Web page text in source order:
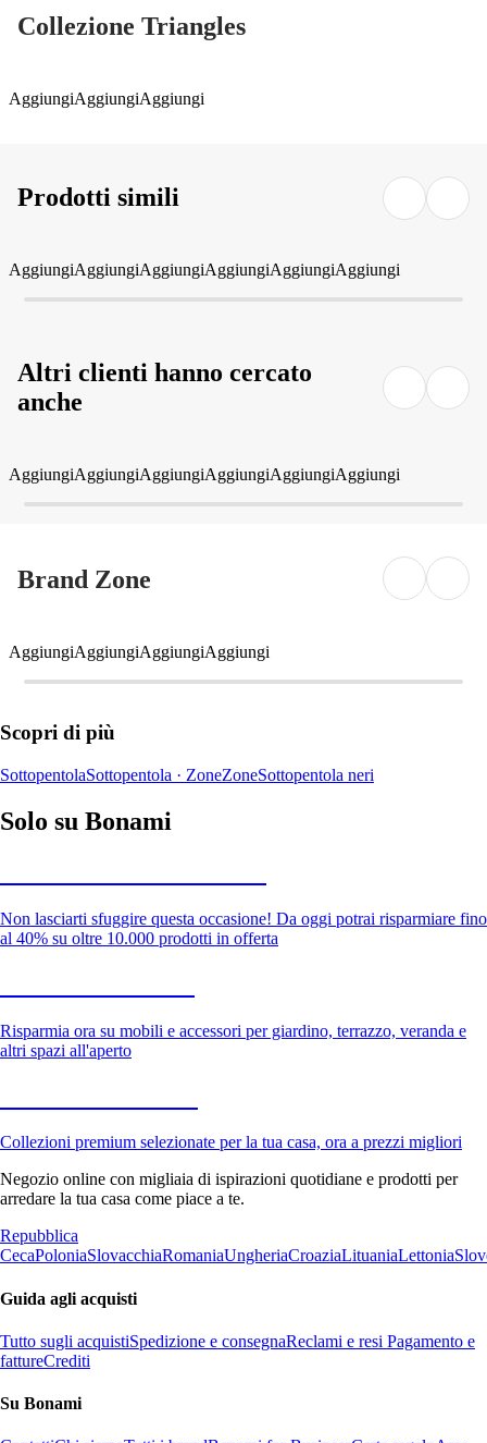
Collezione Triangles
AggiungiAggiungiAggiungi
Prodotti simili
AggiungiAggiungiAggiungiAggiungiAggiungiAggiungi
Altri clienti hanno cercato
anche
AggiungiAggiungiAggiungiAggiungiAggiungiAggiungi
Brand Zone
AggiungiAggiungiAggiungiAggiungi
Scopri di più
SottopentolaSottopentola · ZoneZoneSottopentola neri
Solo su Bonami
Non lasciarti sfuggire questa occasione! Da oggi potrai risparmiare fino
al 40% su oltre 10.000 prodotti in offerta
Risparmia ora su mobili e accessori per giardino, terrazzo, veranda e
altri spazi all'aperto
Collezioni premium selezionate per la tua casa, ora a prezzi migliori
Negozio online con migliaia di ispirazioni quotidiane e prodotti per
arredare la tua casa come piace a te.
Repubblica
CecaPoloniaSlovacchiaRomaniaUngheriaCroaziaLituaniaLettonia
Guida agli acquisti
Tutto sugli acquistiSpedizione e consegnaReclami e resi Pagamento e
fattureCrediti
Su Bonami